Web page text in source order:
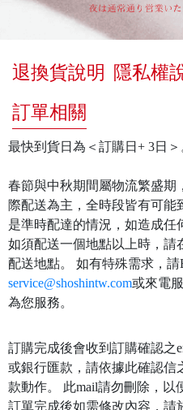
退換貨說明 隱私權
訂單相關
最快到貨日為＜訂購日+ 3日
春節與中秋期間屬物流繁盛期
際配送為主，全時段皆有可
是準時配達的情況，如造成任
如須配送一個地點以上時，請
配送地點。 如有特殊需求，
service@shoshintw.com或來電
為您服務。
訂購完成後會收到訂購確認之
或銀行匯款，請依據此確認信
款動作。 此mail請勿刪除，以
訂單完成後如需修改內容，請